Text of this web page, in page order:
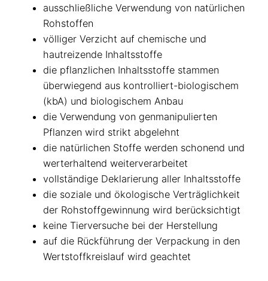
ausschließliche Verwendung von natürlichen
Rohstoffen
völliger Verzicht auf chemische und
hautreizende Inhaltsstoffe
die pflanzlichen Inhaltsstoffe stammen
überwiegend aus kontrolliert-biologischem
(kbA) und biologischem Anbau
die Verwendung von genmanipulierten
Pflanzen wird strikt abgelehnt
die natürlichen Stoffe werden schonend und
werterhaltend weiterverarbeitet
vollständige Deklarierung aller Inhaltsstoffe
die soziale und ökologische Verträglichkeit
der Rohstoffgewinnung wird berücksichtigt
keine Tierversuche bei der Herstellung
auf die Rückführung der Verpackung in den
Wertstoffkreislauf wird geachtet